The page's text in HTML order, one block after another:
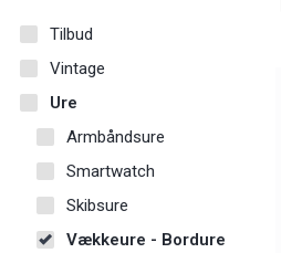
Tilbud
Vintage
Ure
Armbåndsure
Smartwatch
Skibsure
Vækkeure - Bordure